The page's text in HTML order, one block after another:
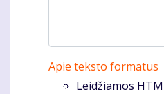
Apie teksto formatus
Leidžiamos